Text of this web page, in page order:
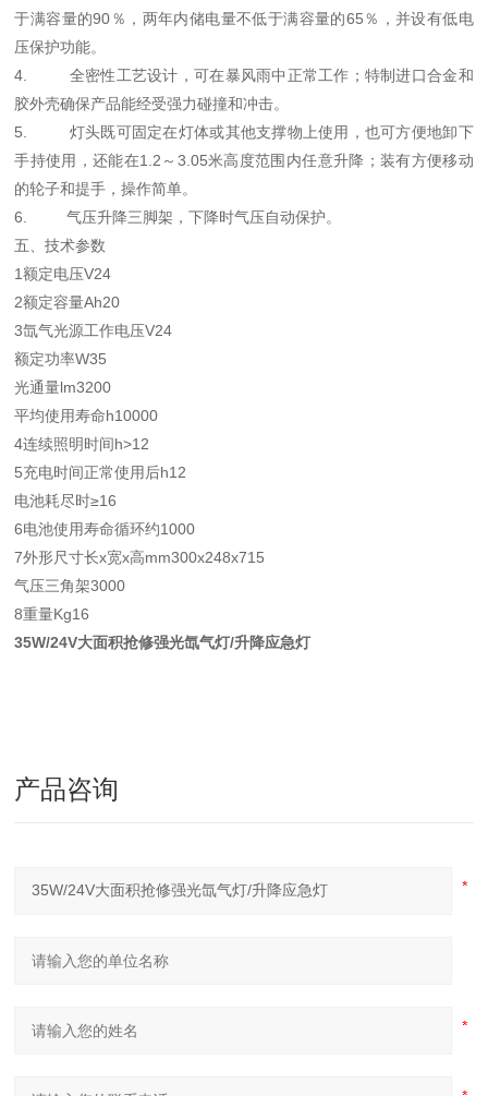
于满容量的90％，两年内储电量不低于满容量的65％，并设有低电
压保护功能。
4. 全密性工艺设计，可在暴风雨中正常工作；特制进口合金和
胶外壳确保产品能经受强力碰撞和冲击。
5. 灯头既可固定在灯体或其他支撑物上使用，也可方便地卸下
手持使用，还能在1.2～3.05米高度范围内任意升降；装有方便移动
的轮子和提手，操作简单。
6. 气压升降三脚架，下降时气压自动保护。
五、技术参数
1额定电压V24
2额定容量Ah20
3氙气光源工作电压V24
额定功率W35
光通量lm3200
平均使用寿命h10000
4连续照明时间h>12
5充电时间正常使用后h12
电池耗尽时≥16
6电池使用寿命循环约1000
7外形尺寸长x宽x高mm300x248x715
气压三角架3000
8重量Kg16
35W/24V大面积抢修强光氙气灯/升降应急灯
产品咨询